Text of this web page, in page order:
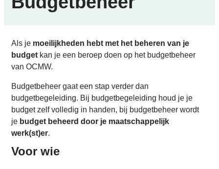
Als je moeilijkheden hebt met het beheren van je
budget kan je een beroep doen op het budgetbeheer
van OCMW.
Budgetbeheer gaat een stap verder dan
budgetbegeleiding. Bij budgetbegeleiding houd je je
budget zelf volledig in handen, bij budgetbeheer wordt
je budget beheerd door je maatschappelijk
werk(st)er.
Voor wie